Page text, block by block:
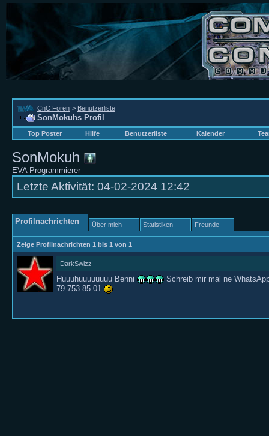
CnC Foren > Benutzerliste
SonMokuhs Profil
Top Poster Hilfe Benutzerliste Kalender
SonMokuh
EVA Programmierer
Letzte Aktivität: 04-02-2024 12:42
Profilnachrichten Über mich Statistiken Freunde
Zeige Profilnachrichten 1 bis 1 von 1
DarkSwizz
Huuuhuuuuuuuu Benni
Schreib mir mal ne
79 753 85 01